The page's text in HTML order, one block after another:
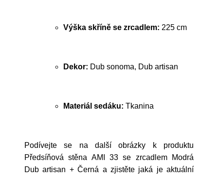
Výška skříně se zrcadlem: 225 cm
Dekor: Dub sonoma, Dub artisan
Materiál sedáku: Tkanina
Podívejte se na další obrázky k produktu
Předsíňová stěna AMI 33 se zrcadlem Modrá
Dub artisan + Černá a zjistěte jaká je aktuální